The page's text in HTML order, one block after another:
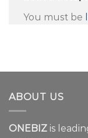
You must be
ABOUT US
ONEBIZ is